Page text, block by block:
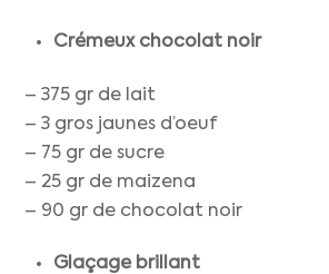
Crémeux chocolat noir
– 375 gr de lait
– 3 gros jaunes d’oeuf
– 75 gr de sucre
– 25 gr de maizena
– 90 gr de chocolat noir
Glaçage brillant